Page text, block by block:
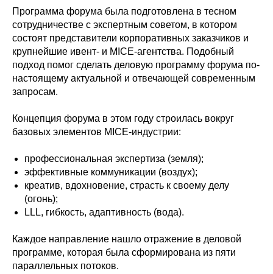
Программа форума была подготовлена в тесном
сотрудничестве с экспертным советом, в котором
состоят представители корпоративных заказчиков и
крупнейшие ивент- и MICE-агентства. Подобный
подход помог сделать деловую программу форума по-
настоящему актуальной и отвечающей современным
запросам.
Концепция форума в этом году строилась вокруг
базовых элементов MICE-индустрии:
профессиональная экспертиза (земля);
эффективные коммуникации (воздух);
креатив, вдохновение, страсть к своему делу
(огонь);
LLL, гибкость, адаптивность (вода).
Каждое направление нашло отражение в деловой
программе, которая была сформирована из пяти
параллельных потоков.